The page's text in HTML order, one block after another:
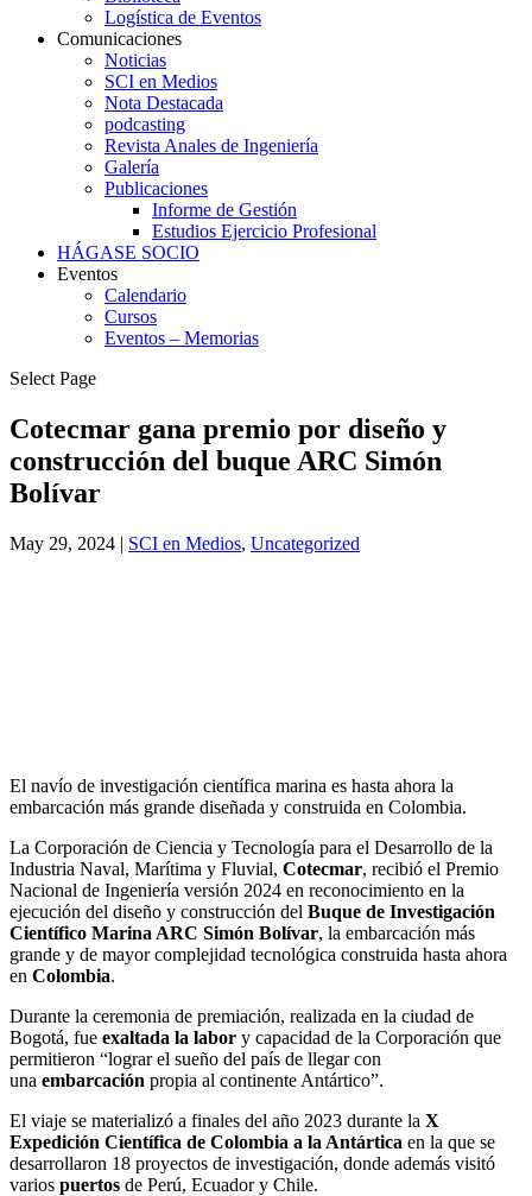
Logística de Eventos
Comunicaciones
Noticias
SCI en Medios
Nota Destacada
podcasting
Revista Anales de Ingeniería
Galería
Publicaciones
Informe de Gestión
Estudios Ejercicio Profesional
HÁGASE SOCIO
Eventos
Calendario
Cursos
Eventos – Memorias
Select Page
Cotecmar gana premio por diseño y
construcción del buque ARC Simón
Bolívar
May 29, 2024 | SCI en Medios, Uncategorized
El navío de investigación científica marina es hasta ahora la
embarcación más grande diseñada y construida en Colombia.
La Corporación de Ciencia y Tecnología para el Desarrollo de la
Industria Naval, Marítima y Fluvial, Cotecmar, recibió el Premio
Nacional de Ingeniería versión 2024 en reconocimiento en la
ejecución del diseño y construcción del Buque de Investigación
Científico Marina ARC Simón Bolívar, la embarcación más
grande y de mayor complejidad tecnológica construida hasta ahora
en Colombia.
Durante la ceremonia de premiación, realizada en la ciudad de
Bogotá, fue exaltada la labor y capacidad de la Corporación que
permitieron “lograr el sueño del país de llegar con
una embarcación propia al continente Antártico”.
El viaje se materializó a finales del año 2023 durante la X
Expedición Científica de Colombia a la Antártica en la que se
desarrollaron 18 proyectos de investigación, donde además visitó
varios puertos de Perú, Ecuador y Chile.